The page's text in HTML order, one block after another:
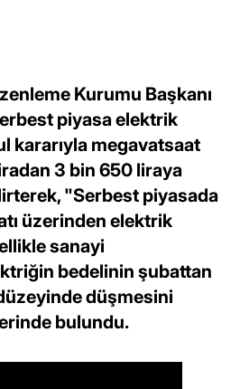
Kurumu Başkanı
piyasa elektrik
kararıyla megavatsaat
3 bin 650 liraya
"Serbest piyasada
üzerinden elektrik
sanayi
bedelinin şubattan
düşmesini
bulundu.